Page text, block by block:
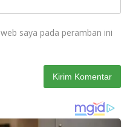
saya pada peramban ini